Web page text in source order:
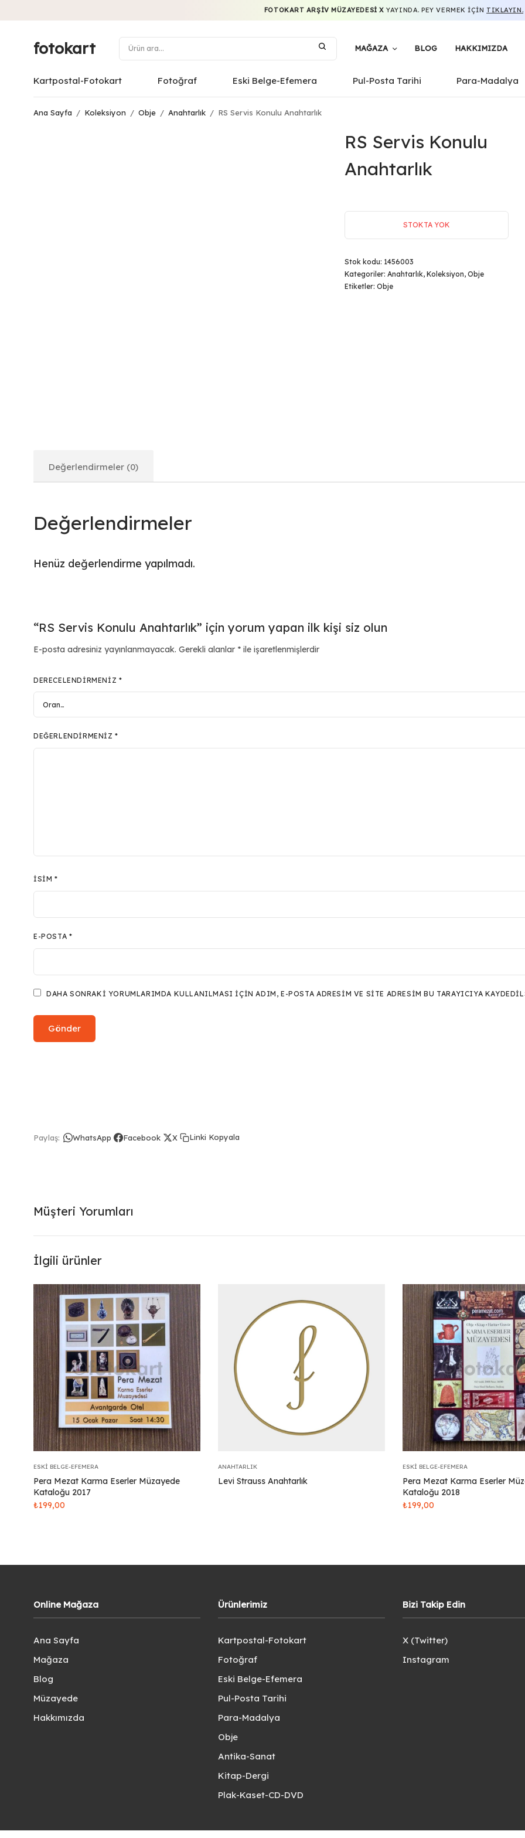
FOTOKART ARŞIV MÜZAYEDESI X YAYINDA. PEY VERMEK IÇIN TIKLAYIN.
fotokart MAĞAZA BLOG HAKKIMIZDA
Kartpostal-Fotokart Fotoğraf Eski Belge-Efemera Pul-Posta Tarihi Para-Madalya
Ana Sayfa / Koleksiyon / Obje / Anahtarlık / RS Servis Konulu Anahtarlık
RS Servis Konulu
Anahtarlık
STOKTA YOK
Stok kodu: 1456003
Kategoriler: Anahtarlık, Koleksiyon, Obje
Etiketler: Obje
Değerlendirmeler (0)
Değerlendirmeler
Henüz değerlendirme yapılmadı.
“RS Servis Konulu Anahtarlık” için yorum yapan ilk kişi siz olun
E-posta adresiniz yayınlanmayacak. Gerekli alanlar * ile işaretlenmişlerdir
DERECELENDIRMENIZ *
DEĞERLENDIRMENIZ*
İSIM*
E-POSTA *
DAHA SONRAKI YORUMLARIMDA KULLANILMASI IÇIN ADIM, E-POSTA ADRESIM VE SITE ADRESIM BU TARAYICIYA
Paylaş: WhatsApp Facebook X Linki Kopyala
Müşteri Yorumları
İlgili ürünler
ESKI BELGE-EFEMERA
Pera Mezat Karma Eserler Müzayede
Kataloğu 2017
₺199,00
ANAHTARLIK
Levi Strauss Anahtarlık
ESKI BELGE-EFEMERA
Pera Mezat Karma Eserler
Kataloğu 2018
₺199,00
Online Mağaza
Ana Sayfa
Mağaza
Blog
Müzayede
Hakkımızda
Ürünlerimiz
Kartpostal-Fotokart
Fotoğraf
Eski Belge-Efemera
Pul-Posta Tarihi
Para-Madalya
Obje
Antika-Sanat
Kitap-Dergi
Plak-Kaset-CD-DVD
Bizi Takip Edin
X (Twitter)
Instagram